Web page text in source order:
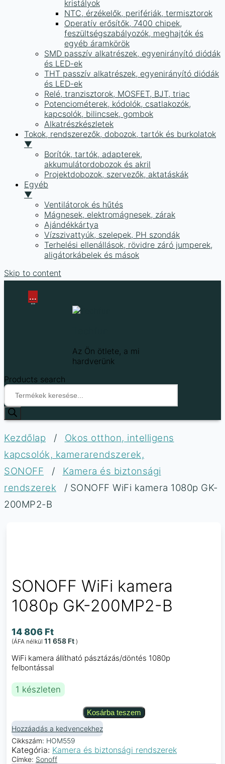
kristályok
NTC, érzékelők, perifériák, termisztorok
Operatív erősítők, 7400 chipek,
feszültségszabályozók, meghajtók és
egyéb áramkörök
SMD passzív alkatrészek, egyenirányító diódák
és LED-ek
THT passzív alkatrészek, egyenirányító diódák
és LED-ek
Relé, tranzisztorok, MOSFET, BJT, triac
Potenciométerek, kódolók, csatlakozók,
kapcsolók, bilincsek, gombok
Alkatrészkészletek
Tokok, rendszerezők, dobozok, tartók és burkolatok
▼
Borítók, tartók, adapterek,
akkumulátordobozok és akril
Projektdobozok, szervezők, aktatáskák
Egyéb
▼
Ventilátorok és hűtés
Mágnesek, elektromágnesek, zárak
Ajándékkártya
Vízszivattyúk, szelepek, PH szondák
Terhelési ellenállások, rövidre záró jumperek,
aligátorkábelek és mások
Skip to content
Az Ön ötlete, a mi
hardverünk
Products search
...
...
Kezdőlap /
Okos otthon, intelligens
kapcsolók, kamerarendszerek,
SONOFF
/
Kamera és biztonsági
rendszerek
/ SONOFF WiFi kamera 1080p GK-
200MP2-B
SONOFF WiFi kamera
1080p GK-200MP2-B
14 806 Ft
(ÁFA nélkül 11 658 Ft )
WiFi kamera állítható pásztázás/döntés 1080p
felbontással
1 készleten
Kosárba teszem
Hozzáadás a kedvencekhez
Cikkszám: HOM559
Kategória: Kamera és biztonsági rendszerek
Címke: Sonoff